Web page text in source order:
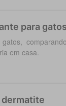
para gatos
em casa.
dermatite